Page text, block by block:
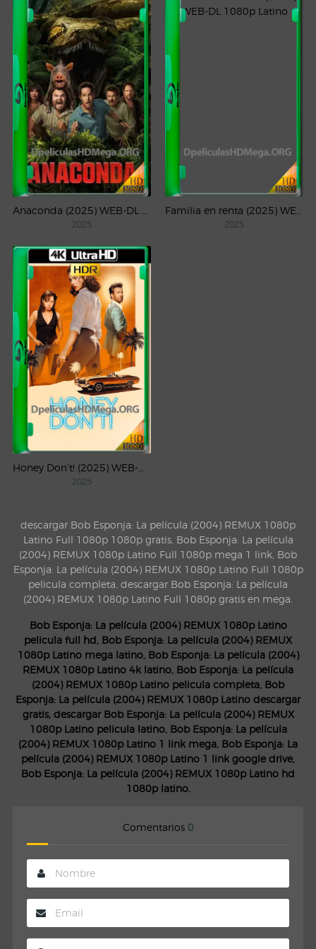
2025 2025
2025
descargar Bob Esponja: La película (2004) REMUX 1080p
Latino Full 1080p 1080p gratis, Bob Esponja: La película
(2004) REMUX 1080p Latino Full 1080p mega 1 link, Bob
Esponja: La película (2004) REMUX 1080p Latino Full 1080p
pelicula completa, descargar Bob Esponja: La película
(2004) REMUX 1080p Latino Full 1080p gratis en mega.
Bob Esponja: La película (2004) REMUX 1080p Latino
pelicula full hd, Bob Esponja: La película (2004) REMUX
1080p Latino mega latino, Bob Esponja: La película (2004)
REMUX 1080p Latino 4k latino, Bob Esponja: La película
(2004) REMUX 1080p Latino pelicula completa, Bob
Esponja: La película (2004) REMUX 1080p Latino descargar
gratis, descargar Bob Esponja: La película (2004) REMUX
1080p Latino pelicula latino, Bob Esponja: La película
(2004) REMUX 1080p Latino 1 link mega, Bob Esponja: La
película (2004) REMUX 1080p Latino 1 link google drive,
Bob Esponja: La película (2004) REMUX 1080p Latino hd
1080p latino.
Comentarios 0